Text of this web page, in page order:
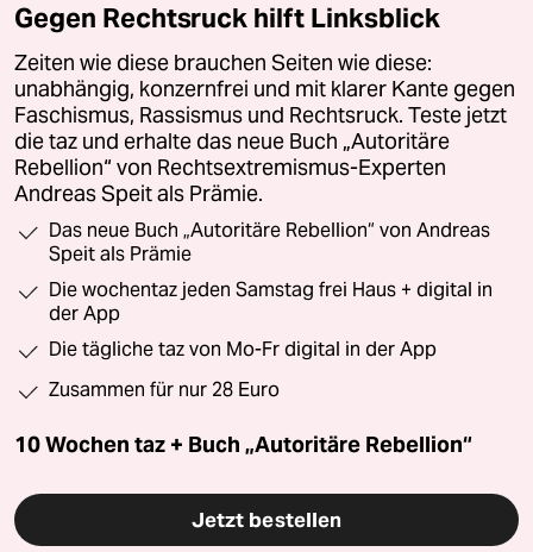
Gegen Rechtsruck hilft Linksblick
Zeiten wie diese brauchen Seiten wie diese:
unabhängig, konzernfrei und mit klarer Kante gegen
Faschismus, Rassismus und Rechtsruck. Teste jetzt
die taz und erhalte das neue Buch „Autoritäre
Rebellion“ von Rechtsextremismus-Experten
Andreas Speit als Prämie.
Das neue Buch „Autoritäre Rebellion“ von Andreas
Speit als Prämie
Die wochentaz jeden Samstag frei Haus + digital in
der App
Die tägliche taz von Mo-Fr digital in der App
Zusammen für nur 28 Euro
10 Wochen taz + Buch „Autoritäre Rebellion“
Jetzt bestellen